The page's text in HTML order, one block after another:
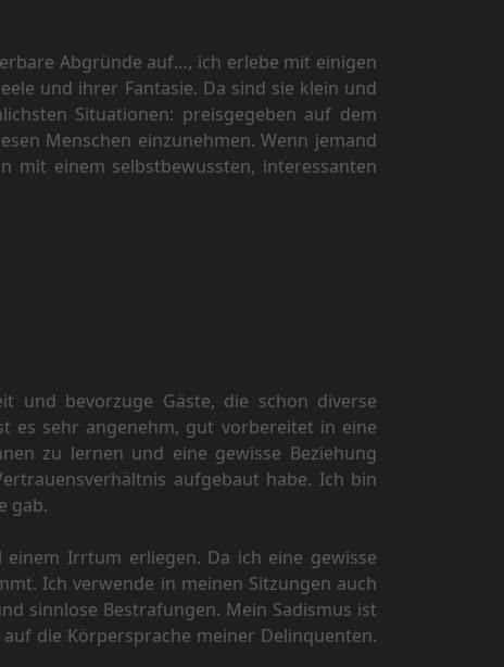
Abgründe auf…, ich erlebe mit einigen
und ihrer Fantasie. Da sind sie klein und
Situationen: preisgegeben auf dem
Menschen einzunehmen. Wenn jemand
mit einem selbstbewussten, interessanten
und bevorzuge Gäste, die schon diverse
es sehr angenehm, gut vorbereitet in eine
zu lernen und eine gewisse Beziehung
aufgebaut habe. Ich bin
gab.
Irrtum erliegen. Da ich eine gewisse
Ich verwende in meinen Sitzungen auch
sinnlose Bestrafungen. Mein Sadismus ist
die Körpersprache meiner Delinquenten.